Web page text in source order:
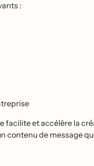
:
facilite et accélère la
contenu de message